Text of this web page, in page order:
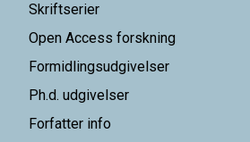
Skriftserier
Open Access forskning
Formidlingsudgivelser
Ph.d. udgivelser
Forfatter info